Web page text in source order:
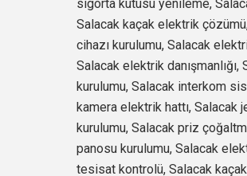
sigorta kutusu yenileme,
Salacak kaçak elektrik
cihazı kurulumu, Salacak
Salacak elektrik
kurulumu, Salacak interkom
kamera elektrik hattı, Salacak
kurulumu, Salacak priz
panosu kurulumu, Salacak
tesisat kontrolü, Salacak